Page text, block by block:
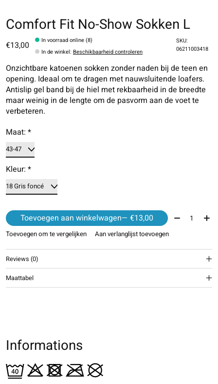
Comfort Fit No-Show Sokken L
€13,00
In voorraad online (8)
In de winkel: Beschikbaarheid controleren
SKU:
06211003418
Onzichtbare katoenen sokken zonder naden bij de teen en
opening. Ideaal om te dragen met nauwsluitende loafers.
Antislip gel band bij de hiel met rekbaarheid in de breedte
maar weinig in de lengte om de pasvorm aan de voet te
verbeteren.
Maat: *
Kleur: *
Toevoegen aan winkelwagen — €13,00 Aantal:
Toevoegen om te vergelijken Aan verlanglijst toevoegen
Reviews (0)
Maattabel
Informations